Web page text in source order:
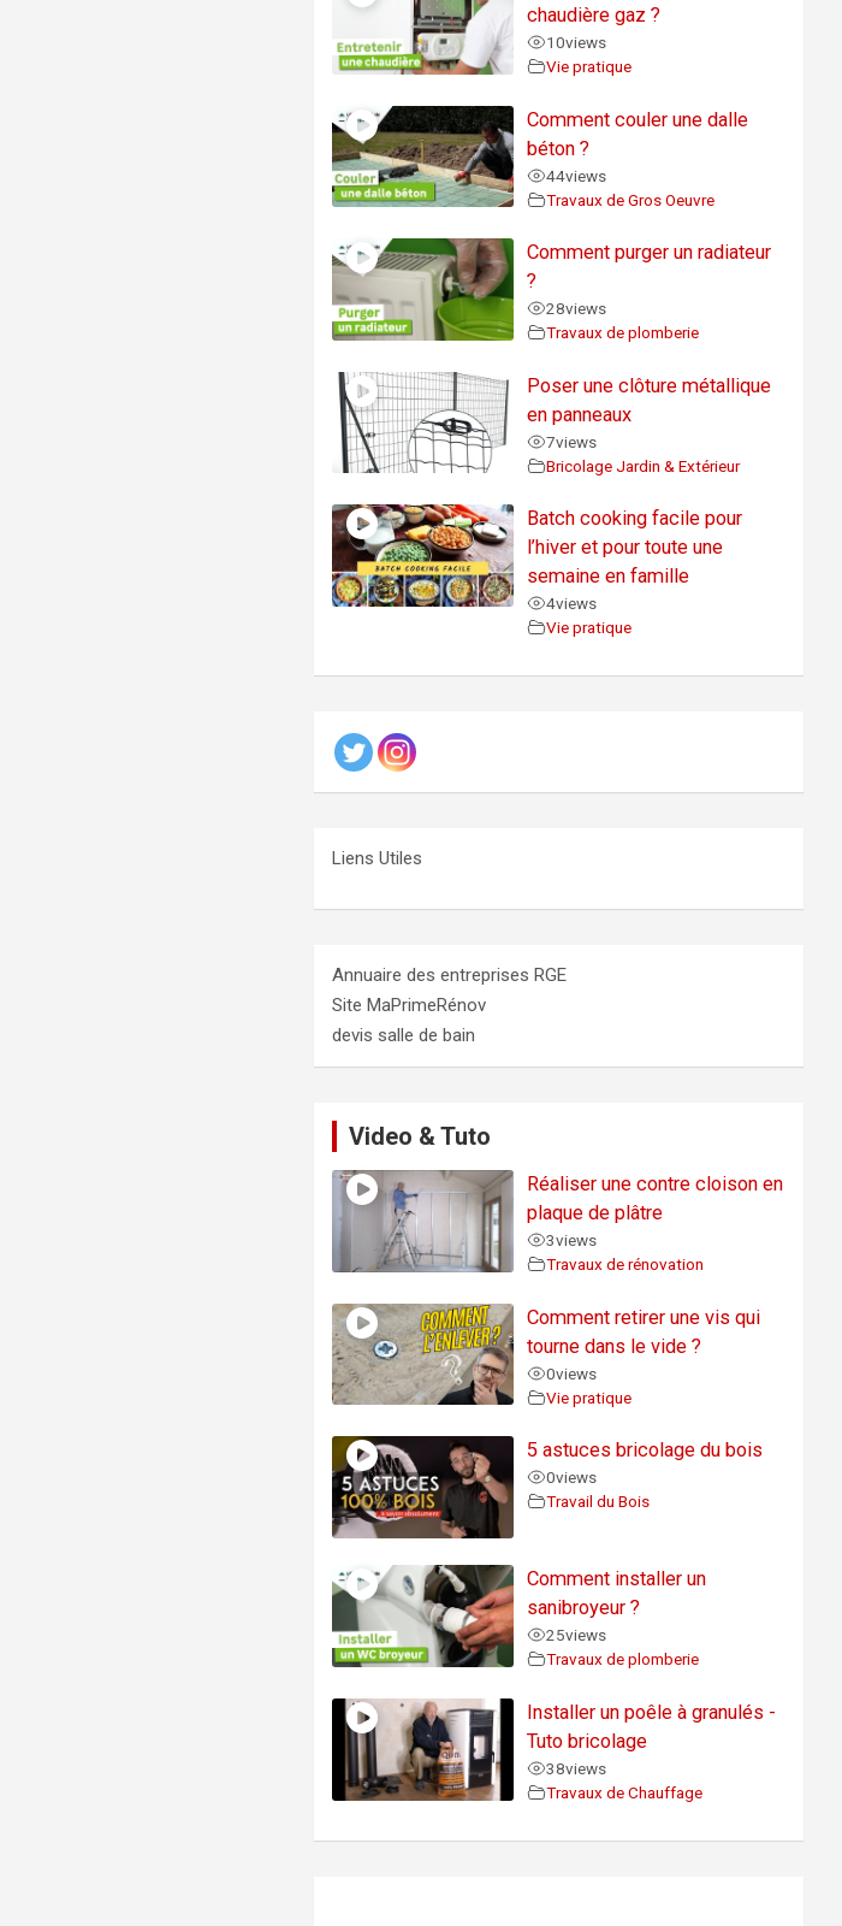
chaudière gaz ?
10views
Vie pratique
Comment couler une dalle
béton ?
44views
Travaux de Gros Oeuvre
Comment purger un radiateur
?
28views
Travaux de plomberie
Poser une clôture métallique
en panneaux
7views
Bricolage Jardin & Extérieur
Batch cooking facile pour
l’hiver et pour toute une
semaine en famille
4views
Vie pratique
Liens Utiles
Annuaire des entreprises RGE
Site MaPrimeRénov
devis salle de bain
Video & Tuto
Réaliser une contre cloison en
plaque de plâtre
3views
Travaux de rénovation
Comment retirer une vis qui
tourne dans le vide ?
0views
Vie pratique
5 astuces bricolage du bois
0views
Travail du Bois
Comment installer un
sanibroyeur ?
25views
Travaux de plomberie
Installer un poêle à granulés -
Tuto bricolage
38views
Travaux de Chauffage